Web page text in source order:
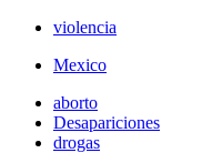
violencia
Mexico
aborto
Desapariciones
drogas